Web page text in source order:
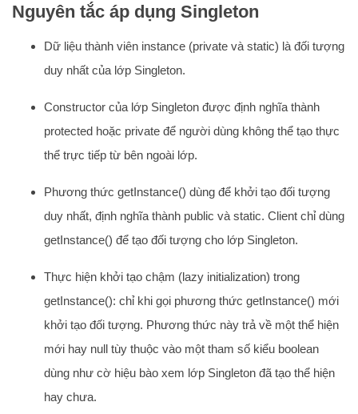
Nguyên tắc áp dụng Singleton
Dữ liệu thành viên instance (private và static) là đối tượng
duy nhất của lớp Singleton.
Constructor của lớp Singleton được định nghĩa thành
protected hoặc private để người dùng không thể tạo thực
thể trực tiếp từ bên ngoài lớp.
Phương thức getInstance() dùng để khởi tạo đối tượng
duy nhất, định nghĩa thành public và static. Client chỉ dùng
getInstance() để tạo đối tượng cho lớp Singleton.
Thực hiện khởi tạo chậm (lazy initialization) trong
getInstance(): chỉ khi gọi phương thức getInstance() mới
khởi tạo đối tượng. Phương thức này trả về một thể hiện
mới hay null tùy thuộc vào một tham số kiểu boolean
dùng như cờ hiệu bào xem lớp Singleton đã tạo thể hiện
hay chưa.